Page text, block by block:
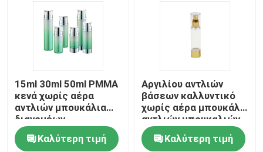
Γύρος εργοστασίων
Ποιοτικός έλεγχος
επαφή
Ζητήστε ένα απόσπασμα
15ml 30ml 50ml PMMA
κενά χωρίς αέρα
αντλιών μπουκάλια
διανομέων
μπουκαλιών ασημένια
χωρίς αέρα
Καλύτερη τιμή
Αργιλίου αντλιών
βάσεων καλλυντικό
χωρίς αέρα μπουκάλι
αντλιών μπουκαλιών
15ml 30ml 50ml χωρίς
αέραΚαλύτερη τιμή